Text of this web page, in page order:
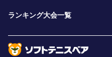
ランキング大会一覧